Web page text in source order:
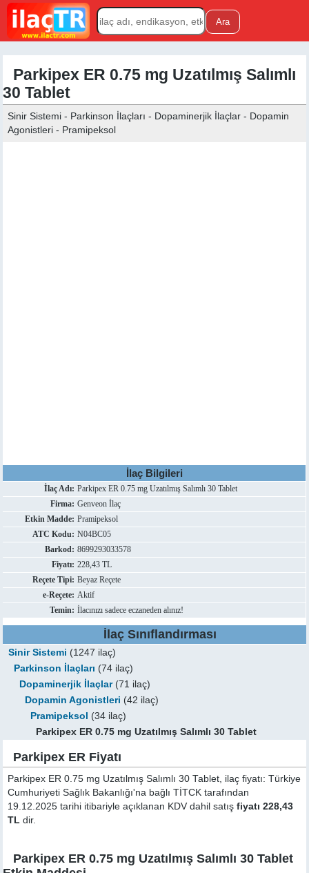
Parkipex ER 0.75 mg Uzatılmış Salımlı
30 Tablet
Sinir Sistemi - Parkinson İlaçları - Dopaminerjik İlaçlar - Dopamin
Agonistleri - Pramipeksol
İlaç Bilgileri
İlaç Adı: Parkipex ER 0.75 mg Uzatılmış Salımlı 30 Tablet
Firma: Genveon İlaç
Etkin Madde: Pramipeksol
ATC Kodu: N04BC05
Barkod: 8699293033578
Fiyatı: 228,43 TL
Reçete Tipi: Beyaz Reçete
e-Reçete: Aktif
Temin: İlacınızı sadece eczaneden alınız!
İlaç Sınıflandırması
Sinir Sistemi (1247 ilaç)
Parkinson İlaçları (74 ilaç)
Dopaminerjik İlaçlar(71 ilaç)
Dopamin Agonistleri (42 ilaç)
Pramipeksol
(34 ilaç)
Parkipex ER 0.75 mg Uzatılmış Salımlı 30 Tablet
Parkipex ER Fiyatı
Parkipex ER 0.75 mg Uzatılmış Salımlı 30 Tablet, ilaç fiyatı: Türkiye
Cumhuriyeti Sağlık Bakanlığı'na bağlı TİTCK tarafından
19.12.2025 tarihi itibariyle açıklanan KDV dahil satışfiyatı 228,43
TL dir.
Parkipex ER 0.75 mg Uzatılmış Salımlı 30 Tablet